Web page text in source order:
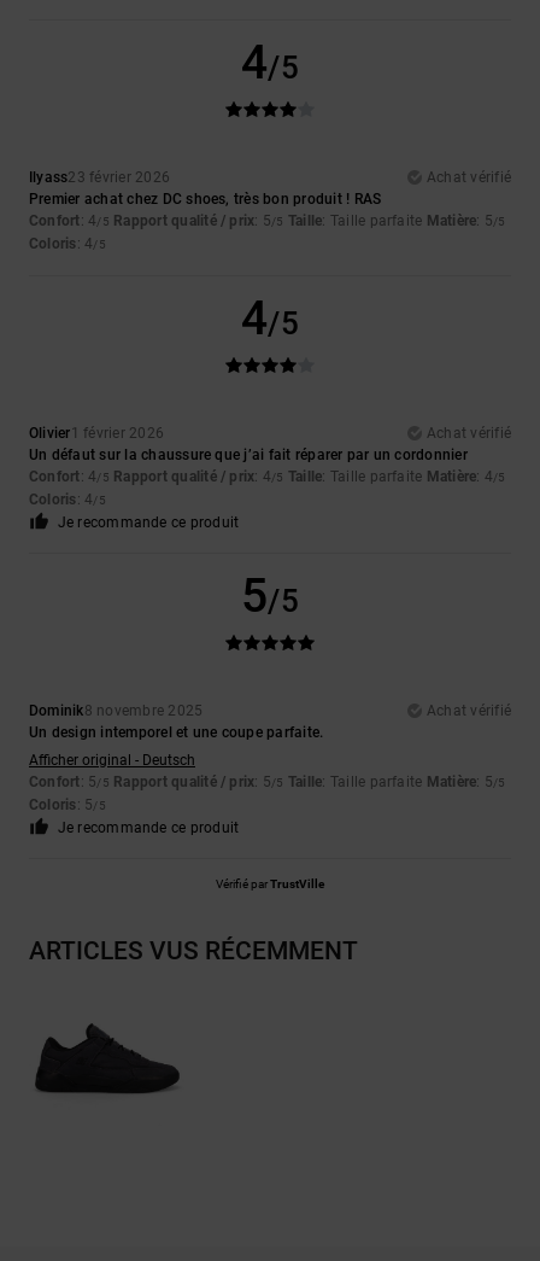
4/5
Ilyass23 février 2026
Achat vérifié
Premier achat chez DC shoes, très bon produit ! RAS
Confort: 4/5 Rapport qualité / prix: 5/5 Taille: Taille parfaite Matière: 5/5
Coloris: 4/5
4/5
Olivier1 février 2026
Achat vérifié
Un défaut sur la chaussure que j’ai fait réparer par un cordonnier
Confort: 4/5 Rapport qualité / prix: 4/5 Taille: Taille parfaite Matière: 4/5
Coloris: 4/5
Je recommande ce produit
5/5
Dominik8 novembre 2025
Achat vérifié
Un design intemporel et une coupe parfaite.
Afficher original - Deutsch
Confort: 5/5 Rapport qualité / prix: 5/5 Taille: Taille parfaite Matière: 5/5
Coloris: 5/5
Je recommande ce produit
Vérifié parTrustVille
ARTICLES VUS RÉCEMMENT